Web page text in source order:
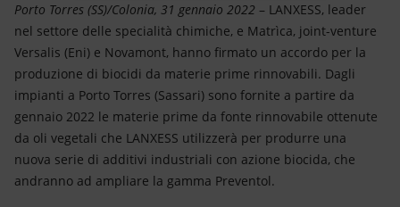
Energia accessibile
Innovazione
Scenari energetici
Porto Torres (SS)/Colonia, 31 gennaio 2022 – LANXESS, leader
nel settore delle specialità chimiche, e Matrìca, joint-venture
Versalis (Eni) e Novamont, hanno firmato un accordo per la
produzione di biocidi da materie prime rinnovabili. Dagli
impianti a Porto Torres (Sassari) sono fornite a partire da
gennaio 2022 le materie prime da fonte rinnovabile ottenute
da oli vegetali che LANXESS utilizzerà per produrre una
nuova serie di additivi industriali con azione biocida, che
andranno ad ampliare la gamma Preventol.